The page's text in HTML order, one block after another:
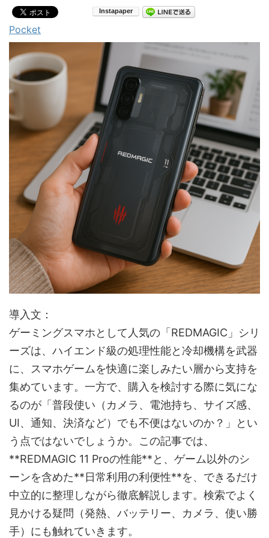
Pocket
導入文：
ゲーミングスマホとして人気の「REDMAGIC」シリ
ーズは、ハイエンド級の処理性能と冷却機構を武器
に、スマホゲームを快適に楽しみたい層から支持を
集めています。一方で、購入を検討する際に気にな
るのが「普段使い（カメラ、電池持ち、サイズ感、
UI、通知、決済など）でも不便はないのか？」とい
う点ではないでしょうか。この記事では、
**REDMAGIC 11 Proの性能**と、ゲーム以外のシ
ーンを含めた**日常利用の利便性**を、できるだけ
中立的に整理しながら徹底解説します。検索でよく
見かける疑問（発熱、バッテリー、カメラ、使い勝
手）にも触れていきます。